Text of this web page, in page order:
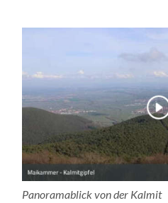
Panoramablick von der Kalmit